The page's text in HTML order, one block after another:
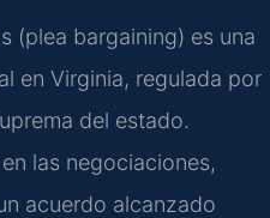
(plea bargaining) es una
en Virginia, regulada por
del estado.
las negociaciones,
acuerdo alcanzado